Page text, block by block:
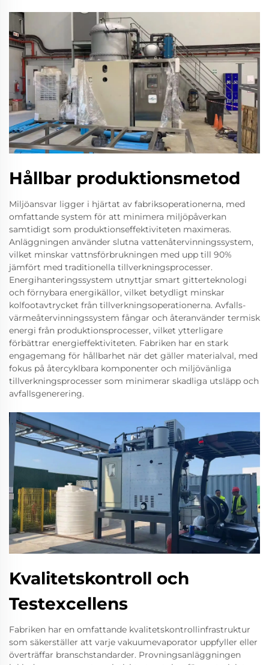
Hållbar produktionsmetod
Miljöansvar ligger i hjärtat av fabriksoperationerna, med
omfattande system för att minimera miljöpåverkan
samtidigt som produktionseffektiviteten maximeras.
Anläggningen använder slutna vattenåtervinningssystem,
vilket minskar vattnsförbrukningen med upp till 90%
jämfört med traditionella tillverkningsprocesser.
Energihanteringssystem utnyttjar smart gitterteknologi
och förnybara energikällor, vilket betydligt minskar
kolfootavtrycket från tillverkningsoperationerna. Avfalls-
värmeåtervinningssystem fångar och återanvänder termisk
energi från produktionsprocesser, vilket ytterligare
förbättrar energieffektiviteten. Fabriken har en stark
engagemang för hållbarhet när det gäller materialval, med
fokus på återcyklbara komponenter och miljövänliga
tillverkningsprocesser som minimerar skadliga utsläpp och
avfallsgenerering.
Kvalitetskontroll och
Testexcellens
Fabriken har en omfattande kvalitetskontrollinfrastruktur
som säkerställer att varje vakuumevaporator uppfyller eller
överträffar branschstandarder. Provningsanläggningen